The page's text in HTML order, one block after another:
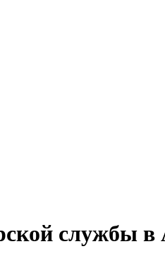
службы в